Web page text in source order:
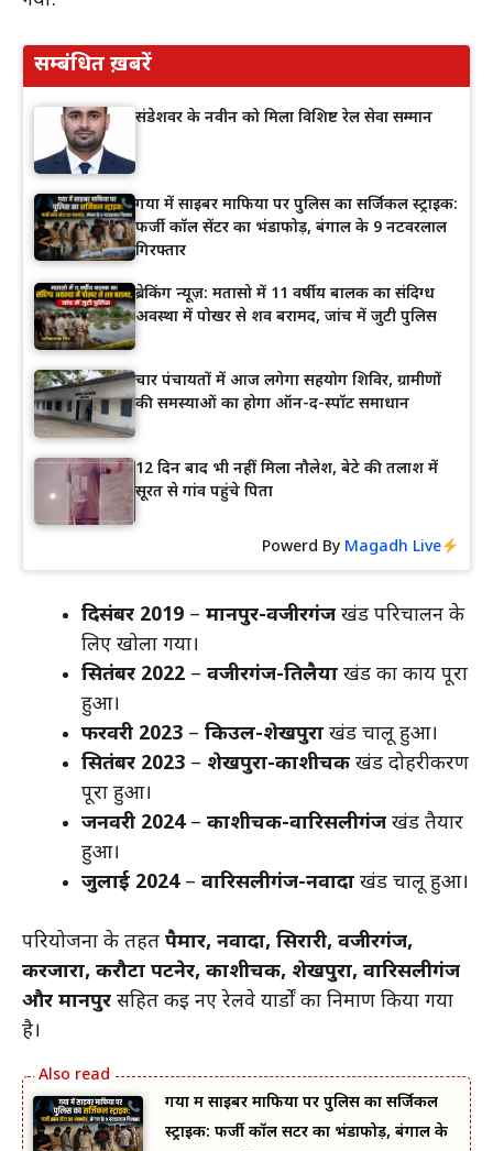
सम्बंधित ख़बरें
संडेशवर के नवीन को मिला विशिष्ट रेल सेवा सम्मान
गया में साइबर माफिया पर पुलिस का सर्जिकल स्ट्राइक:
फर्जी कॉल सेंटर का भंडाफोड़, बंगाल के 9 नटवरलाल
गिरफ्तार
ब्रेकिंग न्यूज़: मतासो में 11 वर्षीय बालक का संदिग्ध
अवस्था में पोखर से शव बरामद, जांच में जुटी पुलिस
चार पंचायतों में आज लगेगा सहयोग शिविर, ग्रामीणों
की समस्याओं का होगा ऑन-द-स्पॉट समाधान
12 दिन बाद भी नहीं मिला नौलेश, बेटे की तलाश में
सूरत से गांव पहुंचे पिता
Powerd By Magadh Live
दिसंबर 2019 – मानपुर-वजीरगंज खंड परिचालन के
लिए खोला गया।
सितंबर 2022 – वजीरगंज-तिलैया खंड का कार्य पूरा
हुआ।
फरवरी 2023 – किउल-शेखपुरा खंड चालू हुआ।
सितंबर 2023 – शेखपुरा-काशीचक खंड दोहरीकरण
पूरा हुआ।
जनवरी 2024– काशीचक-वारिसलीगंज खंड तैयार
हुआ।
जुलाई 2024– वारिसलीगंज-नवादा खंड चालू हुआ।
परियोजना के तहत पैमार, नवादा, सिरारी, वजीरगंज,
करजारा, करौटा पटनेर, काशीचक, शेखपुरा, वारिसलीगंज
और मानपुर सहित कई नए रेलवे यार्डों का निर्माण किया गया
है।
गया में साइबर माफिया पर पुलिस का सर्जिकल
स्ट्राइक: फर्जी कॉल सेंटर का भंडाफोड़, बंगाल के